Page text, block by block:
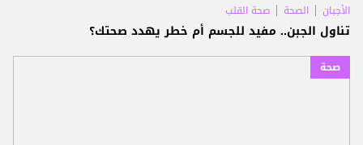
الأجبان الصحة صحة القلب
تناول الجبن.. مفيد للجسم أم خطر يهدد صحتك؟
صحة